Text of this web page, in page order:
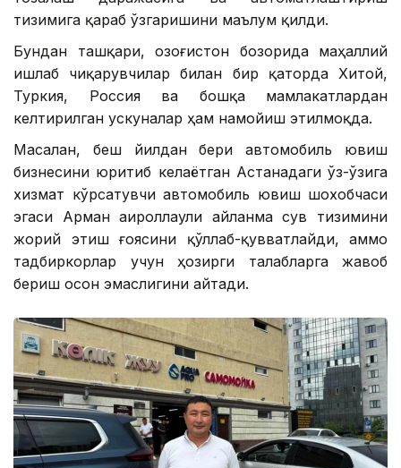
тизимига қараб ўзгаришини маълум қилди.
Бундан ташқари, Қозоғистон бозорида маҳаллий
ишлаб чиқарувчилар билан бир қаторда Хитой,
Туркия, Россия ва бошқа мамлакатлардан
келтирилган ускуналар ҳам намойиш этилмоқда.
Масалан, беш йилдан бери автомобиль ювиш
бизнесини юритиб келаётган Астанадаги ўз-ўзига
хизмат кўрсатувчи автомобиль ювиш шохобчаси
эгаси Арман Қаироллаули айланма сув тизимини
жорий этиш ғоясини қўллаб-қувватлайди, аммо
тадбиркорлар учун ҳозирги талабларга жавоб
бериш осон эмаслигини айтади.